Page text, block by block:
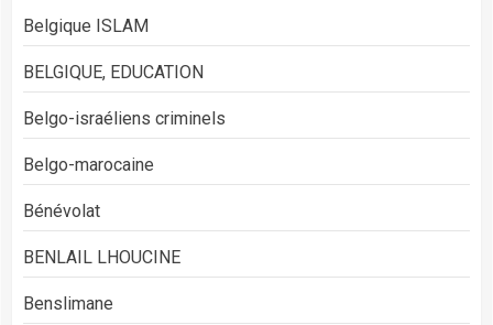
Belgique ISLAM
BELGIQUE, EDUCATION
Belgo-israéliens criminels
Belgo-marocaine
Bénévolat
BENLAIL LHOUCINE
Benslimane